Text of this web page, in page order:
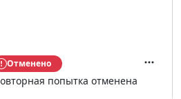
Отменено
попытка отменена